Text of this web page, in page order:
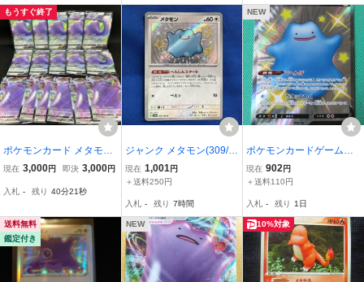
もうすぐ終了
ポケモンカード メタモン
VMAX 6枚 メタモンV 1
現在 3,000円 即決 3,000円
入札 - 残り 40分20秒
ジャンク メタモン(309/1
90) S ポケモンカード
現在 1,001 円
＋送料250円
入札 - 残り 7時間
NEW
ポケモンカードゲーム s
4a 323 SSR メタモン
V ①
現在 902円
＋送料110円
入札 - 残り 1日
送料無料
鑑定付き
NEW 10%対象